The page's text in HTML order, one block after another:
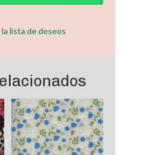
lista de deseos